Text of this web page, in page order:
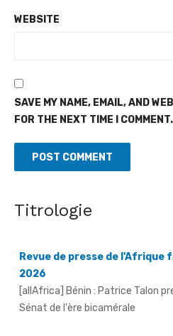
WEBSITE
SAVE MY NAME, EMAIL, AND
FOR THE NEXT TIME I COMMENT.
Titrologie
Sénat de l'ère bicamérale